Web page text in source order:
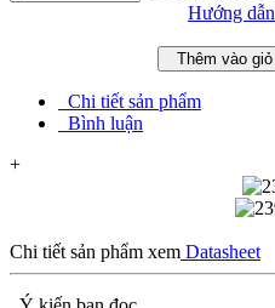
Hướng
Thêm vào giỏ
Chi tiết sản phẩm
Bình luận
+
Chi tiết sản phẩm xem Datasheet